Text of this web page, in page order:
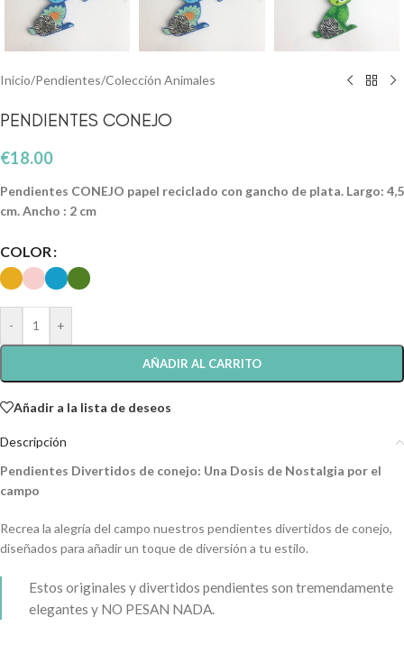
Inicio/Pendientes/Colección Animales
PENDIENTES CONEJO
€18.00
Pendientes CONEJO papel reciclado con gancho de plata. Largo: 4,5
cm. Ancho : 2 cm
COLOR
- +
AÑADIR AL CARRITO
Añadir a la lista de deseos
Descripción
Pendientes Divertidos de conejo: Una Dosis de Nostalgia por el
campo
Recrea la alegría del campo nuestros pendientes divertidos de conejo,
diseñados para añadir un toque de diversión a tu estilo.
Estos originales y divertidos pendientes son tremendamente
elegantes y NO PESAN NADA.